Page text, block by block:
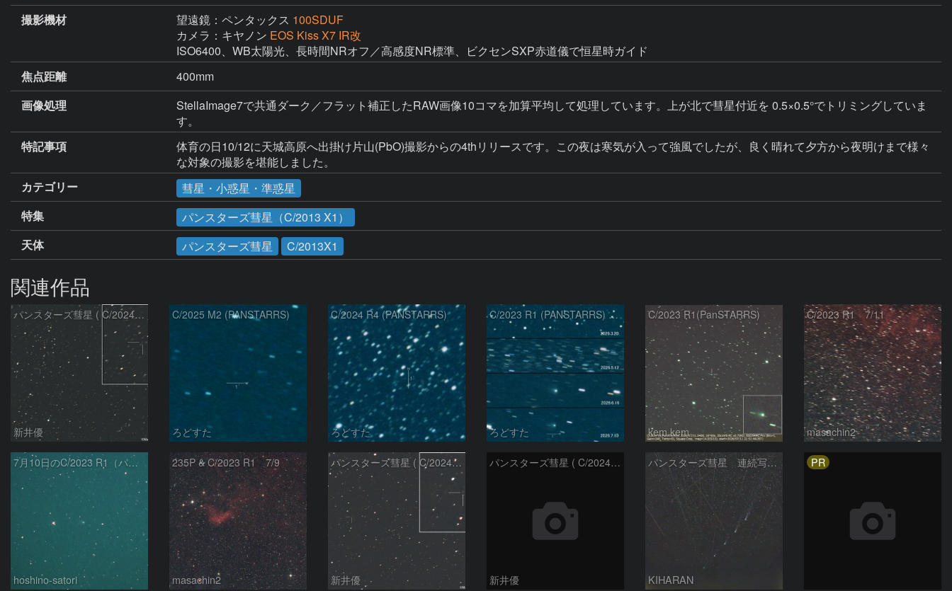
撮影機材
望遠鏡：ペンタックス 100SDUF
カメラ：キヤノン EOS Kiss X7 IR改
ISO6400、WB太陽光、長時間NRオフ／高感度NR標準、ビクセンSXP赤道儀で恒星時ガイド
焦点距離
400mm
画像処理
StellaImage7で共通ダーク／フラット補正したRAW画像10コマを加算平均して処理しています。上が北で彗星付近を 0.5×0.5°でトリミングしていま
す。
特記事項
体育の日10/12に天城高原へ出掛け片山(PbO)撮影からの4thリリースです。この夜は寒気が入って強風でしたが、良く晴れて夕方から夜明けまで様々
な対象の撮影を堪能しました。
カテゴリー
彗星・小惑星・準惑星
特集
パンスターズ彗星（C/2013 X1）
天体
パンスターズ彗星 C/2013X1
関連作品
パンスターズ彗星 ( C/2024R4 )：2026/07/27
新井優
C/2025 M2 (PANSTARRS)
ろどすた
C/2024 R4 (PANSTARRS)
ろどすた
C/2023 R1 (PANSTARRS) の変化
ろどすた
C/2023 R1(PanSTARRS)
kem.kem
C/2023 R1 7/11
masachin2
7月10日のC/2023 R1（パンスターズ彗星）
hoshino-satori
235P & C/2023 R1 7/9
masachin2
パンスターズ彗星 ( C/2024R4 )：2026/06/28
新井優
パンスターズ彗星 ( C/2024G4 )の予報位置：2026/06/23
新井優
パンスターズ彗星 連続写真 再処理
KIHARAN
PR